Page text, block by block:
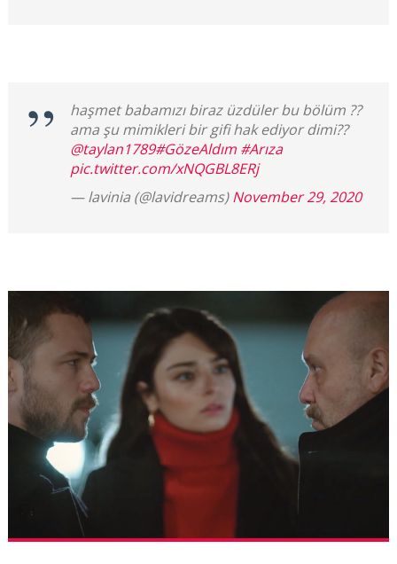
haşmet babamızı biraz üzdüler bu bölüm ??
ama şu mimikleri bir gifi hak ediyor dimi??
@taylan1789#GözeAldım #Arıza
pic.twitter.com/xNQGBL8ERj
— lavinia (@lavidreams)November 29, 2020